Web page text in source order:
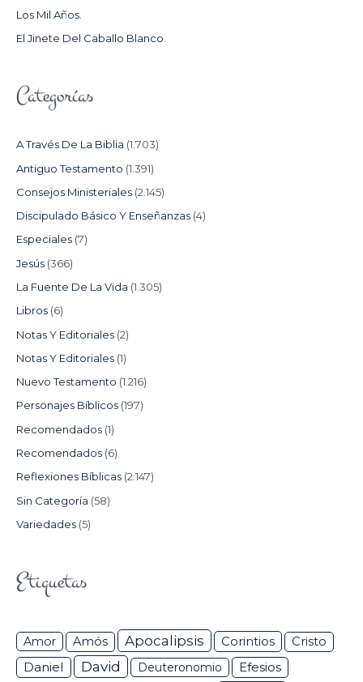
:Los Mil Años.
El Jinete Del Caballo Blanco.
Categorías
A Través De La Biblia (1.703)
Antiguo Testamento (1.391)
Consejos Ministeriales (2.145)
Discipulado Básico Y Enseñanzas (4)
Especiales (7)
Jesús (366)
La Fuente De La Vida (1.305)
Libros (6)
Notas Y Editoriales (2)
Notas Y Editoriales (1)
Nuevo Testamento (1.216)
Personajes Bíblicos (197)
Recomendados (1)
Recomendados (6)
Reflexiones Bíblicas (2.147)
Sin Categoría (58)
Variedades (5)
Etiquetas
Amor Amós Apocalipsis Corintios Cristo
Daniel David Deuteronomio Efesios